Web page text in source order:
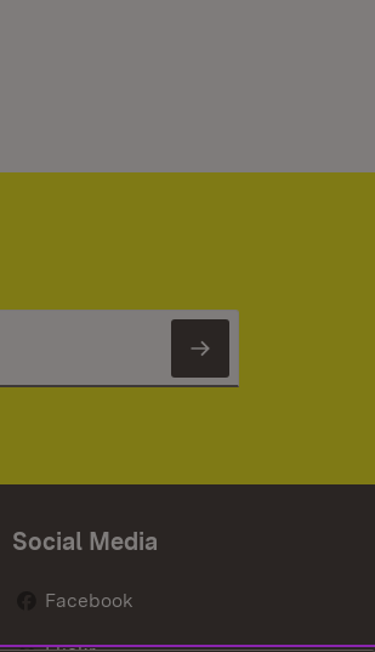
Newsletter
Social Media
Facebook